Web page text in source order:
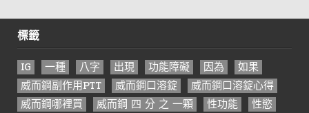
標籤
IG 一種 八字 出現 功能障礙 因為
如果
威而鋼副作用PTT
威而鋼口溶錠
威而鋼口溶錠心得
威而鋼哪裡買
威而鋼 四 分 之 一顆 性功能
性慾